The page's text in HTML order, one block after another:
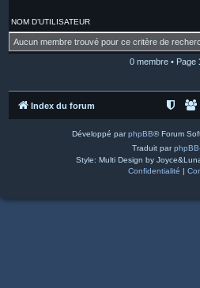
NOM D’UTILISATEUR
Aucun membre trouvé pour ce critère de
0 membre • Page
Index du forum
Développé parphpBB® Forum
Traduit par
Style: Multi Design by
Confidentialité |